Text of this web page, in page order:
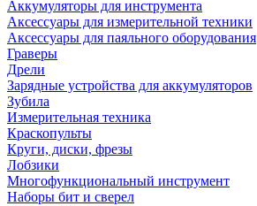
Аккумуляторы для инструмента
Аксессуары для измерительной техники
Аксессуары для паяльного оборудования
Граверы
Дрели
Зарядные устройства для аккумуляторов
Зубила
Измерительная техника
Краскопульты
Круги, диски, фрезы
Лобзики
Многофункциональный инструмент
Наборы бит и сверел